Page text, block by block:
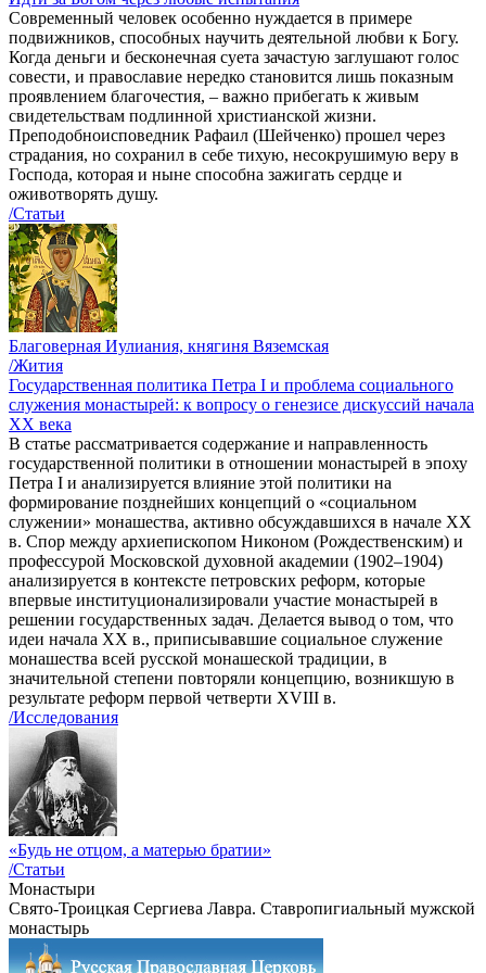
Современный человек особенно нуждается в примере
подвижников, способных научить деятельной любви к Богу.
Когда деньги и бесконечная суета зачастую заглушают голос
совести, и православие нередко становится лишь показным
проявлением благочестия, – важно прибегать к живым
свидетельствам подлинной христианской жизни.
Преподобноисповедник Рафаил (Шейченко) прошел через
страдания, но сохранил в себе тихую, несокрушимую веру в
Господа, которая и ныне способна зажигать сердце и
оживотворять душу.
/Статьи
Благоверная Иулиания, княгиня Вяземская
/Жития
Государственная политика Петра I и проблема социального
служения монастырей: к вопросу о генезисе дискуссий начала
ХХ века
В статье рассматривается содержание и направленность
государственной политики в отношении монастырей в эпоху
Петра I и анализируется влияние этой политики на
формирование позднейших концепций о «социальном
служении» монашества, активно обсуждавшихся в начале XX
в. Спор между архиепископом Никоном (Рождественским) и
профессурой Московской духовной академии (1902–1904)
анализируется в контексте петровских реформ, которые
впервые институционализировали участие монастырей в
решении государственных задач. Делается вывод о том, что
идеи начала ХХ в., приписывавшие социальное служение
монашества всей русской монашеской традиции, в
значительной степени повторяли концепцию, возникшую в
результате реформ первой четверти XVIII в.
/Исследования
«Будь не отцом, а матерью братии»
/Статьи
Монастыри
Свято-Троицкая Сергиева Лавра. Ставропигиальный мужской
монастырь